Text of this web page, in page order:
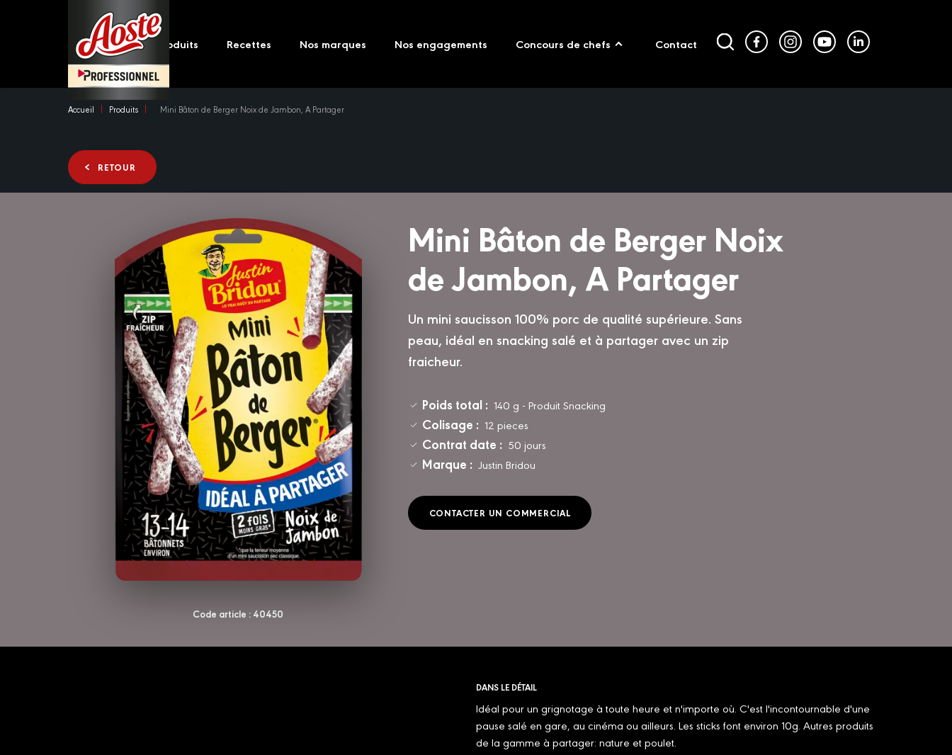
Main
navigation
Produits
Recettes Nos marques Nos engagements Concours de chefs Contact
Accueil Produits Mini Bâton de Berger Noix de Jambon, A Partager
RETOUR
Code article : 40450
Mini Bâton de Berger Noix
de Jambon, A Partager
Un mini saucisson 100% porc de qualité supérieure. Sans
peau, idéal en snacking salé et à partager avec un zip
fraicheur.
Poids total : 140 g - Produit Snacking
Colisage : 12 pieces
Contrat date : 50 jours
Marque : Justin Bridou
CONTACTER UN COMMERCIAL
DANS LE DÉTAIL
Idéal pour un grignotage à toute heure et n'importe où. C'est l'incontournable d'une
pause salé en gare, au cinéma ou ailleurs. Les sticks font environ 10g. Autres produits
de la gamme à partager: nature et poulet.